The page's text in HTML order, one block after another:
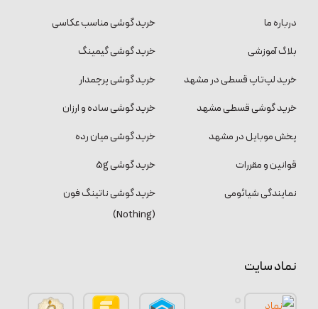
درباره ما
بلاگ آموزشی
خرید لپ‌تاپ قسطی در مشهد
خرید گوشی قسطی مشهد
پخش موبایل در مشهد
قوانین و مقررات
نمایندگی شیائومی
خرید گوشی مناسب عکاسی
خرید گوشی گیمینگ
خرید گوشی پرچمدار
خرید گوشی ساده و ارزان
خرید گوشی میان رده
خرید گوشی 5g
خرید گوشی ناتینگ فون
(Nothing)
نماد سایت